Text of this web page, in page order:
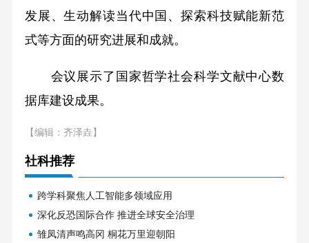
发展、生动解读当代中国、探索科技赋能新范
式等方面的研究进展和成就。
会议展示了国家哲学社会科学文献中心数
据库建设成果。
【编辑：齐泽垚】
社科推荐
跨学科聚焦人工智能多领域应用
深化反恐国际合作 推进全球安全治理
雏凤清声鸣高冈 桐花万里迎朝阳